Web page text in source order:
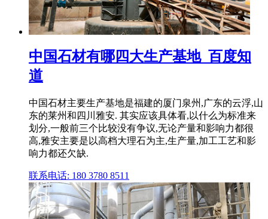
中国石材有哪四大生产基地_百度知
道
中国石材主要生产基地是福建的厦门泉州,广东的云浮,山
东的莱州和四川雅安. 其实应该具体看,以什么为标准来
划分,一般前三个比较没有争议,无论产量和影响力都很
高,雅安主要是以高档大理石为主,生产量,加工工艺和影
响力都还欠缺.
联系电话: 180 3780 8511